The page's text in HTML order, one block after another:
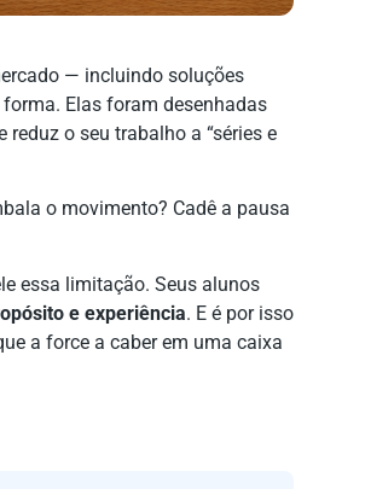
— incluindo soluções
Elas foram desenhadas
o seu trabalho a “séries e
o movimento? Cadê a pausa
essa limitação. Seus alunos
e experiência. E é por isso
a force a caber em uma caixa